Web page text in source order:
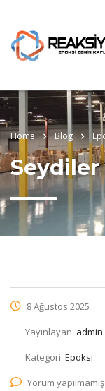
Home Blog
8 Ağustos 2025
Yayınlayan: admin
Kategori: Epoksi
Yorum yapılmamış